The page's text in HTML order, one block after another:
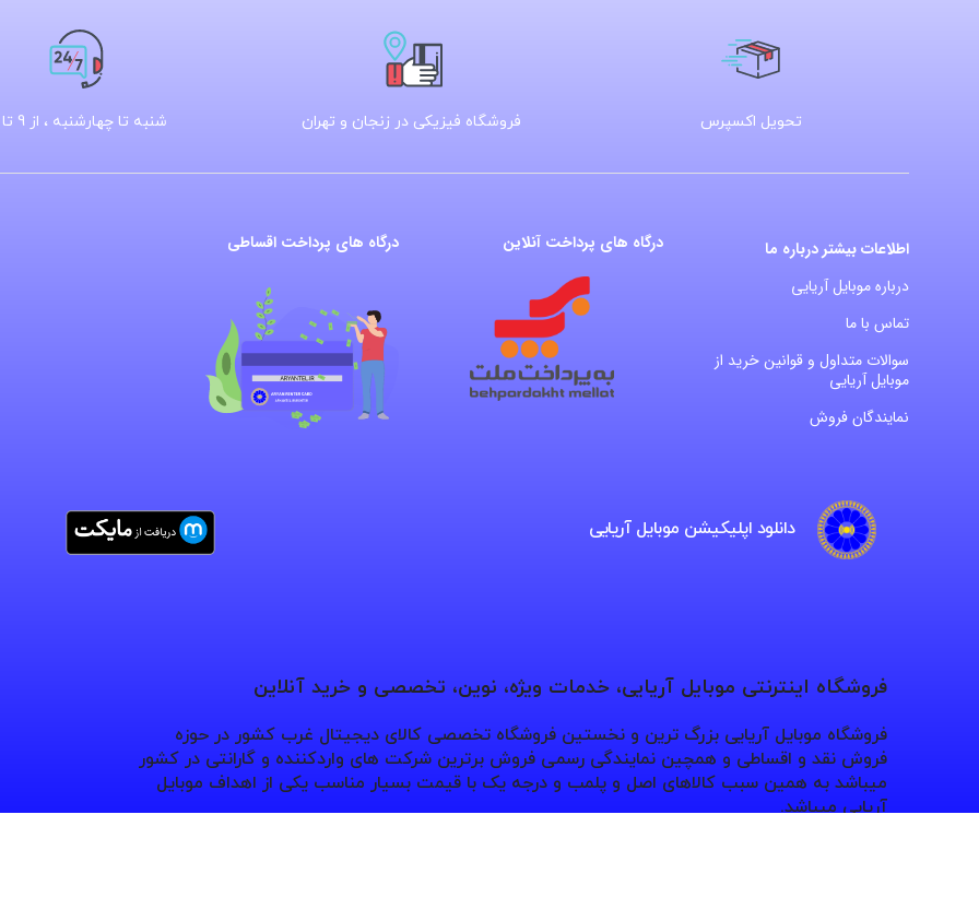
تحویل اکسپرس فروشگاه فیزیکی در زنجان و تهران شنبه تا چهارشنبه ، از 9 تا 16
اطلاعات بیشتر درباره ما
درباره موبایل آریایی
تماس با ما
سوالات متداول و قوانین خرید از
موبایل آریایی
نمایندگان فروش
درگاه های پرداخت آنلاین درگاه های پرداخت اقساطی
دانلود اپلیکیشن موبایل آریایی
فروشگاه اینترنتی موبایل آریایی، خدمات ویژه، نوین، تخصصی و خرید آنلاین
فروشگاه موبایل آریایی بزرگ ترین و نخستین فروشگاه تخصصی کالای دیجیتال غرب کشور در حوزه
فروش نقد و اقساطی و همچین نمایندگی رسمی فروش برترین شرکت های واردکننده و گارانتی در کشور
میباشد به همین سبب کالاهای اصل و پلمب و درجه یک با قیمت بسیار مناسب یکی از اهداف موبایل
آریایی میباشد.